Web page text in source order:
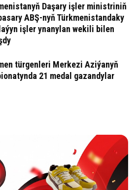
Daşary işler ministriniň
ABŞ-nyň Türkmenistandaky
işler ynanylan wekili bilen
türgenleri Merkezi Aziýanyň
21 medal gazandylar